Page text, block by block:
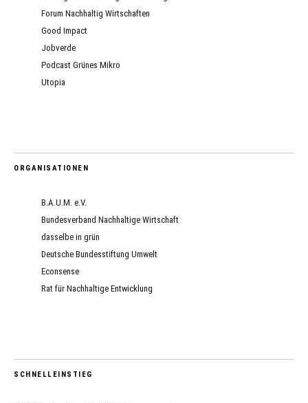
Forum Nachhaltig Wirtschaften
Good Impact
Jobverde
Podcast Grünes Mikro
Utopia
ORGANISATIONEN
B.A.U.M. e.V.
Bundesverband Nachhaltige Wirtschaft
dasselbe in grün
Deutsche Bundesstiftung Umwelt
Econsense
Rat für Nachhaltige Entwicklung
SCHNELLEINSTIEG